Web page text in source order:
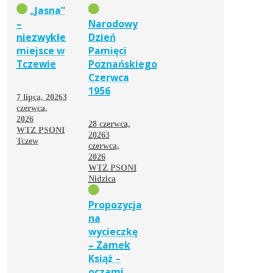
„Jasna”
–
niezwykłe
miejsce w
Tczewie
7 lipca, 20263
czerwca,
2026
WTZ PSONI
Tczew
Narodowy
Dzień
Pamięci
Poznańskiego
Czerwca
1956
28 czerwca,
20263
czerwca,
2026
WTZ PSONI
Nidzica
Propozycja
na
wycieczkę
– Zamek
Książ –